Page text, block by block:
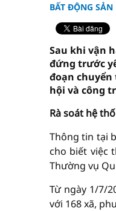
BẤT ĐỘNG SẢN
Sau khi vận
đứng trước
đoạn
hội và công
Rà soát hệ
Thông tin tại
cho biết việc
Thường vụ
Từ ngày 1/7/
với 168 xã,